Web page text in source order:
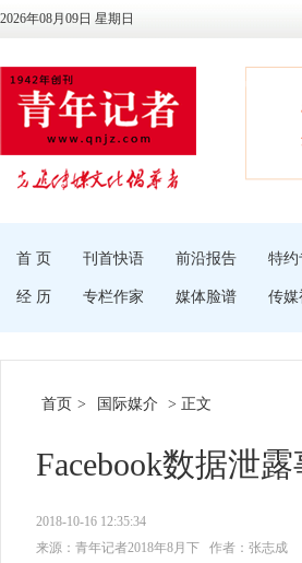
2026年08月09日 星期日
首 页 刊首快语 前沿报告 特约
经 历 专栏作家 媒体脸谱 传媒
首页 > 国际媒介 > 正文
Facebook数据泄
2018-10-16 12:35:34
来源：青年记者2018年8月下
作者：张志成